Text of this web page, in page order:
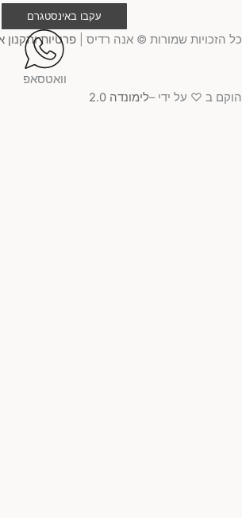
עקבו באינסטגרם
הזכויות שמורות © אנה רדיס | פרטיות ותקנון
ב ♡ על ידי – לימונדה 2.0
וואטסאפ